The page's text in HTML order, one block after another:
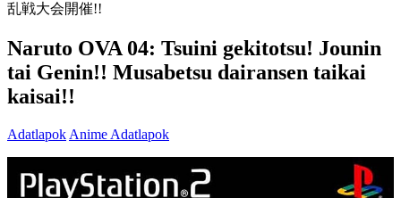
乱戦大会開催!!
Naruto OVA 04: Tsuini gekitotsu! Jounin
tai Genin!! Musabetsu dairansen taikai
kaisai!!
Adatlapok Anime Adatlapok